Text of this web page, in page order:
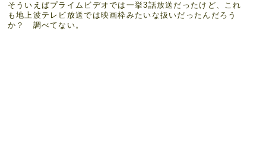
そういえばプライムビデオでは一挙3話放送だったけど、これ
も地上波テレビ放送では映画枠みたいな扱いだったんだろう
か？ 調べてない。